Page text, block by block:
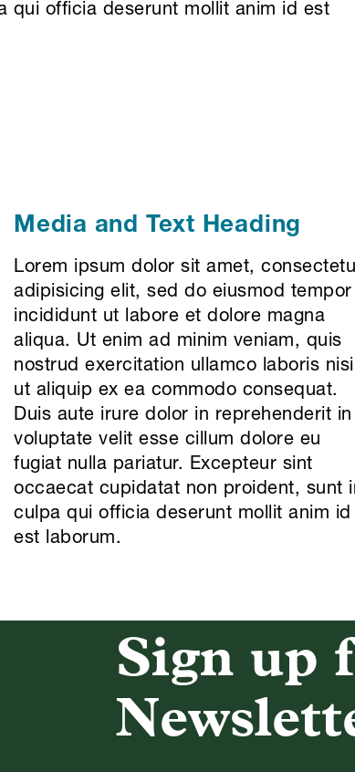
qui officia deserunt mollit anim id est
Media and Text Heading
Lorem ipsum dolor sit amet,
adipisicing elit, sed do eiusmod tempor
incididunt ut labore et dolore magna
aliqua. Ut enim ad minim veniam, quis
nostrud exercitation ullamco laboris nisi
ut aliquip ex ea commodo consequat.
Duis aute irure dolor in reprehenderit in
voluptate velit esse cillum dolore eu
fugiat nulla pariatur. Excepteur sint
occaecat cupidatat non proident, sunt
culpa qui officia deserunt mollit anim id
est laborum.
Sign up